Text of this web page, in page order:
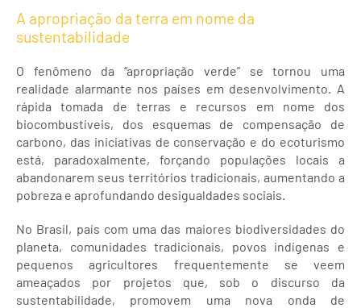
A apropriação da terra em nome da
sustentabilidade
O fenômeno da “apropriação verde” se tornou uma
realidade alarmante nos países em desenvolvimento. A
rápida tomada de terras e recursos em nome dos
biocombustíveis, dos esquemas de compensação de
carbono, das iniciativas de conservação e do ecoturismo
está, paradoxalmente, forçando populações locais a
abandonarem seus territórios tradicionais, aumentando a
pobreza e aprofundando desigualdades sociais.
No Brasil, país com uma das maiores biodiversidades do
planeta, comunidades tradicionais, povos indígenas e
pequenos agricultores frequentemente se veem
ameaçados por projetos que, sob o discurso da
sustentabilidade, promovem uma nova onda de